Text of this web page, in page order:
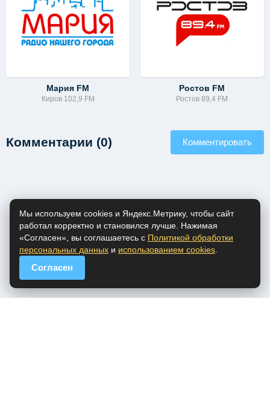
Мария FM
Киров 102,9 FM
Ростов FM
Ростов 89,4 FM
Комментарии (0) Комментировать
Мы используем cookies и Яндекс.Метрику, чтобы сайт
работал корректно и становился лучше. Нажимая
«Согласен», вы соглашаетесь с Политикой обработки
персональных данных и использованием cookies
Согласен